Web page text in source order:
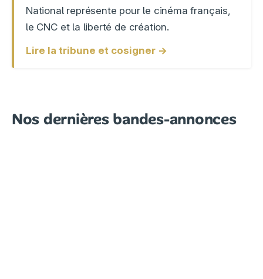
National représente pour le cinéma français,
le CNC et la liberté de création.
Lire la tribune et cosigner →
Nos dernières bandes-annonces